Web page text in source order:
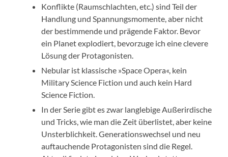
Konflikte (Raumschlachten, etc.) sind Teil der
Handlung und Spannungsmomente, aber nicht
der bestimmende und prägende Faktor. Bevor
ein Planet explodiert, bevorzuge ich eine clevere
Lösung der Protagonisten.
Nebular ist klassische »Space Opera«, kein
Military Science Fiction und auch kein Hard
Science Fiction.
In der Serie gibt es zwar langlebige Außerirdische
und Tricks, wie man die Zeit überlistet, aber keine
Unsterblichkeit. Generationswechsel und neu
auftauchende Protagonisten sind die Regel.